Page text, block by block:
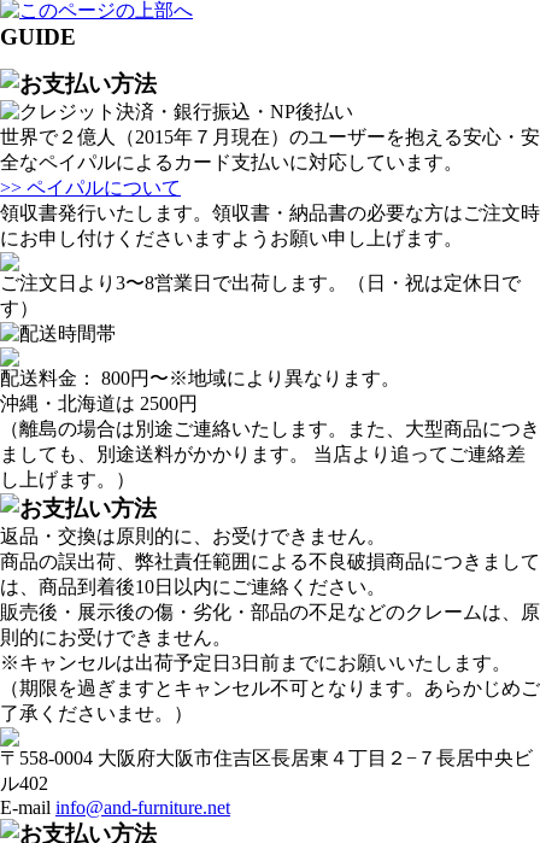
GUIDE
世界で２億人（2015年７月現在）のユーザーを抱える安心・安
全なペイパルによるカード支払いに対応しています。
>> ペイパルについて
領収書発行いたします。領収書・納品書の必要な方はご注文時
にお申し付けくださいますようお願い申し上げます。
ご注文日より3〜8営業日で出荷します。（日・祝は定休日で
す）
配送料金： 800円 〜※地域により異なります。
沖縄・北海道は 2500円
（離島の場合は別途ご連絡いたします。また、大型商品につき
ましても、別途送料がかかります。 当店より追ってご連絡差
し上げます。）
返品・交換は原則的に、お受けできません。
商品の誤出荷、弊社責任範囲による不良破損商品につきまして
は、商品到着後10日以内にご連絡ください。
販売後・展示後の傷・劣化・部品の不足などのクレームは、原
則的にお受けできません。
※キャンセルは出荷予定日3日前までにお願いいたします。
（期限を過ぎますとキャンセル不可となります。あらかじめご
了承くださいませ。）
〒558-0004 大阪府大阪市住吉区長居東４丁目２−７長居中央ビ
ル402
E-mail info@and-furniture.net